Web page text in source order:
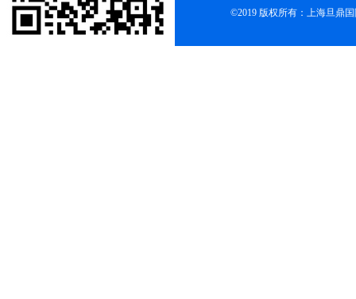
©2019 版权所有：上海旦鼎